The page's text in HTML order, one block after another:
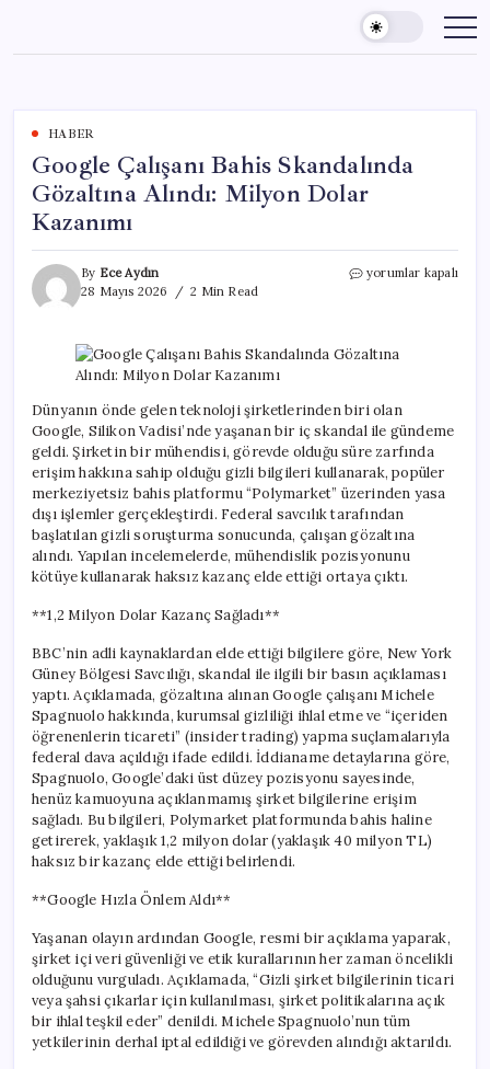
content
HABER
Google Çalışanı Bahis Skandalında
Gözaltına Alındı: Milyon Dolar
Kazanımı
By Ece Aydın
28 Mayıs 2026
2 Min Read
Google
Gözaltına
Alındı:
Dolar
Kazanımı
için
yorumlar kapalı
Dünyanın önde gelen teknoloji şirketlerinden biri olan
Google, Silikon Vadisi’nde yaşanan bir iç skandal ile gündeme
geldi. Şirketin bir mühendisi, görevde olduğu süre zarfında
erişim hakkına sahip olduğu gizli bilgileri kullanarak, popüler
merkeziyetsiz bahis platformu “Polymarket” üzerinden yasa
dışı işlemler gerçekleştirdi. Federal savcılık tarafından
başlatılan gizli soruşturma sonucunda, çalışan gözaltına
alındı. Yapılan incelemelerde, mühendislik pozisyonunu
kötüye kullanarak haksız kazanç elde ettiği ortaya çıktı.
**1,2 Milyon Dolar Kazanç Sağladı**
BBC’nin adli kaynaklardan elde ettiği bilgilere göre, New York
Güney Bölgesi Savcılığı, skandal ile ilgili bir basın açıklaması
yaptı. Açıklamada, gözaltına alınan Google çalışanı Michele
Spagnuolo hakkında, kurumsal gizliliği ihlal etme ve “içeriden
öğrenenlerin ticareti” (insider trading) yapma suçlamalarıyla
federal dava açıldığı ifade edildi. İddianame detaylarına göre,
Spagnuolo, Google’daki üst düzey pozisyonu sayesinde,
henüz kamuoyuna açıklanmamış şirket bilgilerine erişim
sağladı. Bu bilgileri, Polymarket platformunda bahis haline
getirerek, yaklaşık 1,2 milyon dolar (yaklaşık 40 milyon TL)
haksız bir kazanç elde ettiği belirlendi.
**Google Hızla Önlem Aldı**
Yaşanan olayın ardından Google, resmi bir açıklama yaparak,
şirket içi veri güvenliği ve etik kurallarının her zaman öncelikli
olduğunu vurguladı. Açıklamada, “Gizli şirket bilgilerinin ticari
veya şahsi çıkarlar için kullanılması, şirket politikalarına açık
bir ihlal teşkil eder” denildi. Michele Spagnuolo’nun tüm
yetkilerinin derhal iptal edildiği ve görevden alındığı aktarıldı.